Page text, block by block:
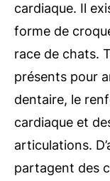
cardiaque. Il
forme de
race de chats.
présents pour
dentaire, le
cardiaque et
articulations.
partagent des